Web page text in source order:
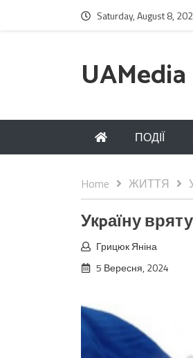
Saturday, August 8,
UAMedia
ПОДІЇ
Home ЖИТТЯ
Укpаїну
Грицюк Яніна
5 Вересня, 2024